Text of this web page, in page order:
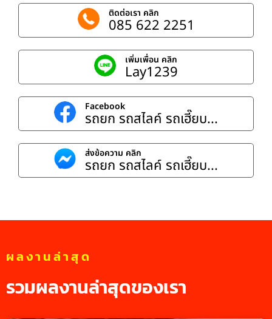
ติดต่อเรา คลิก
085 622 2251
เพิ่มเพื่อน คลิก
Lay1239
Facebook
รถยก รถสไลค์ รถเฮี๊ยบ...
ส่งข้อความ คลิก
รถยก รถสไลค์ รถเฮี๊ยบ...
ผลงานล่าสุด
รวมผลงานล่าสุดของเรา